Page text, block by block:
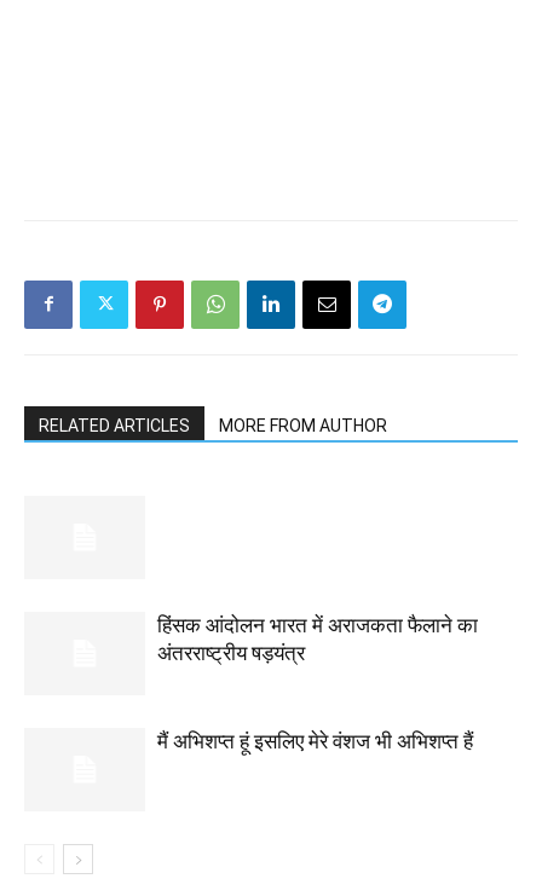
RELATED ARTICLES MORE FROM AUTHOR
हिंसक आंदोलन भारत में अराजकता फैलाने का
अंतरराष्ट्रीय षड़यंत्र
मैं अभिशप्त हूं इसलिए मेरे वंशज भी अभिशप्त हैं